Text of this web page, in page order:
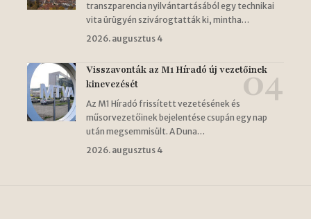
transzparencia nyilvántartásából egy technikai
vita ürügyén szivárogtatták ki, mintha…
2026. augusztus 4
Visszavonták az M1 Híradó új vezetőinek
kinevezését
Az M1 Híradó frissített vezetésének és
műsorvezetőinek bejelentése csupán egy nap
után megsemmisült. A Duna…
2026. augusztus 4